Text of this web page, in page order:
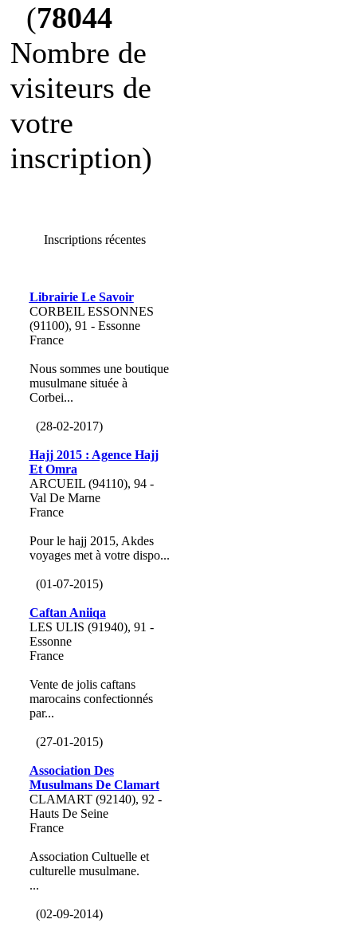
(78044
Nombre de
visiteurs de
votre
inscription)
Inscriptions récentes
Librairie Le Savoir
CORBEIL ESSONNES
(91100), 91 - Essonne
France
Nous sommes une boutique
musulmane située à
Corbei...
(28-02-2017)
Hajj 2015 : Agence Hajj
Et Omra
ARCUEIL (94110), 94 -
Val De Marne
France
Pour le hajj 2015, Akdes
voyages met à votre dispo...
(01-07-2015)
Caftan Aniiqa
LES ULIS (91940), 91 -
Essonne
France
Vente de jolis caftans
marocains confectionnés
par...
(27-01-2015)
Association Des
Musulmans De Clamart
CLAMART (92140), 92 -
Hauts De Seine
France
Association Cultuelle et
culturelle musulmane.
...
(02-09-2014)